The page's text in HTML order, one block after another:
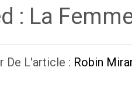
: La
De L'article : Robin